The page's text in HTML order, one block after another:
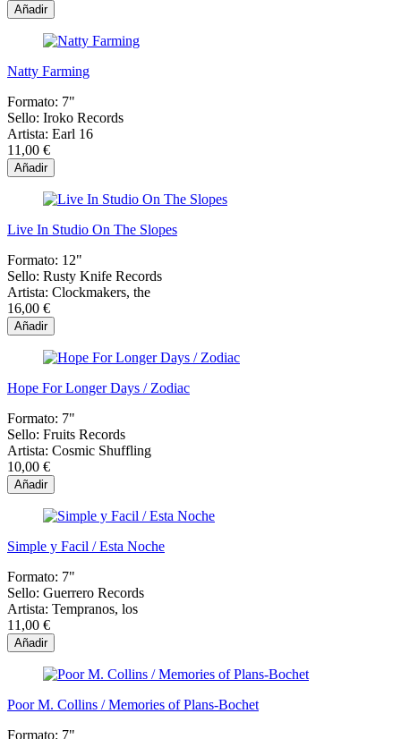
Añadir
Natty Farming
Formato: 7"
Sello: Iroko Records
Artista: Earl 16
11,00 €
Añadir
Live In Studio On The Slopes
Formato: 12"
Sello: Rusty Knife Records
Artista: Clockmakers, the
16,00 €
Añadir
Hope For Longer Days / Zodiac
Formato: 7"
Sello: Fruits Records
Artista: Cosmic Shuffling
10,00 €
Añadir
Simple y Facil / Esta Noche
Formato: 7"
Sello: Guerrero Records
Artista: Tempranos, los
11,00 €
Añadir
Poor M. Collins / Memories of Plans-Bochet
Formato: 7"